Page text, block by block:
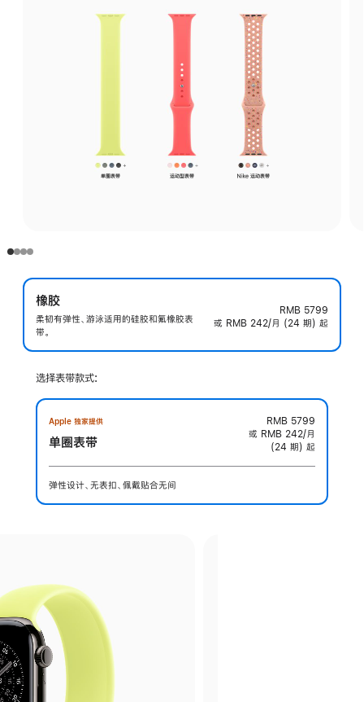
橡胶
柔韧有弹性、游泳适用的硅胶和氟橡胶表
带。
RMB 5799
或 RMB 242/月 (24 期) 起
选择表带款式:
Apple 独家提供
单圈表带
RMB 5799
或 RMB 242/月
(24 期) 起
弹性设计、无表扣、佩戴贴合无间